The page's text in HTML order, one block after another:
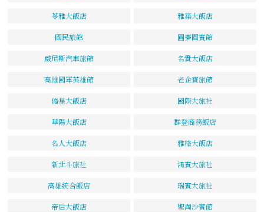
苓雅大飯店 雅築大飯店
國民旅館 圓夢園賓館
威尼斯汽車旅館 名貴大飯店
高雄國軍英雄館 老企寶旅館
僑星大飯店 國際大旅社
華陽大飯店 群登商務飯店
名人大飯店 雅格大飯店
新北斗旅社 鴻賓大旅社
高雄統合飯店 瑞賓大旅社
帝后大飯店 聖淘沙賓館